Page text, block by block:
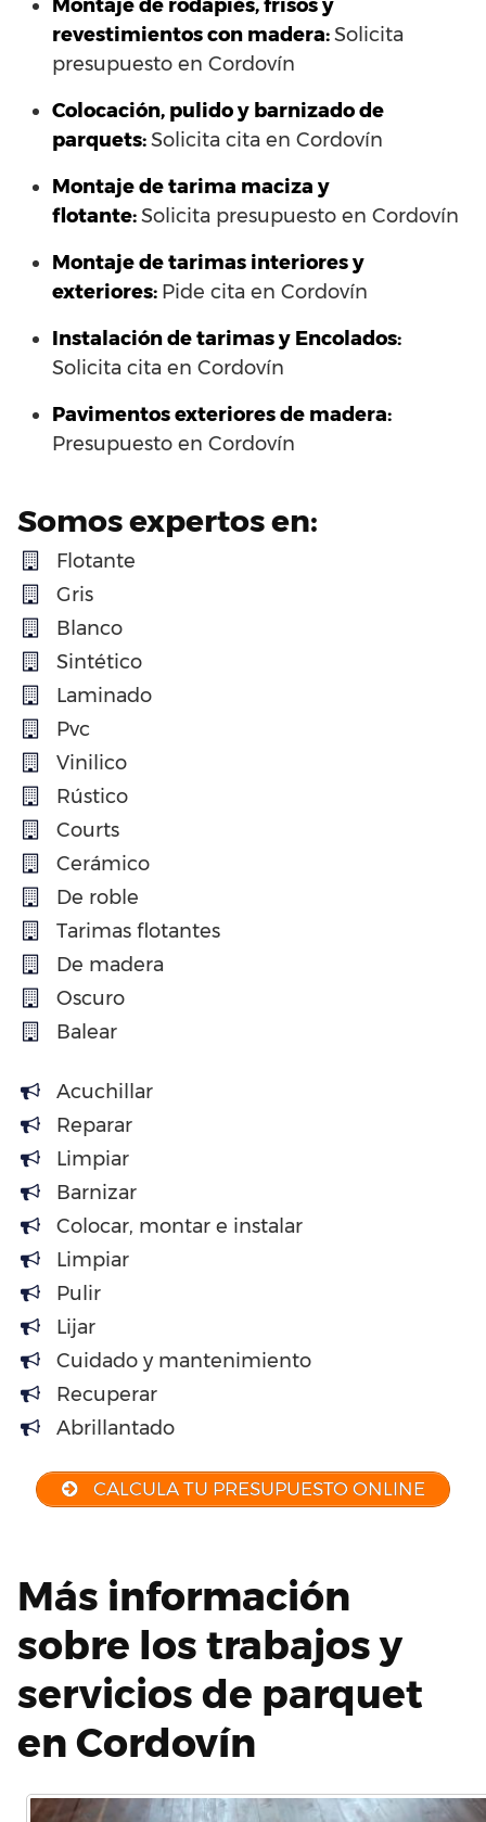
Montaje de rodapiés, frisos y
revestimientos con madera:Solicita
presupuesto en Cordovín
Colocación, pulido y barnizado de
parquets:Solicita cita en Cordovín
Montaje de tarima maciza y
flotante:Solicita presupuesto en Cordovín
Montaje de tarimas interiores y
exteriores: Pide cita en Cordovín
Instalación de tarimas y Encolados:
Solicita cita en Cordovín
Pavimentos exteriores de madera:
Presupuesto en Cordovín
Somos expertos en:
Flotante
Gris
Blanco
Sintético
Laminado
Pvc
Vinilico
Rústico
Courts
Cerámico
De roble
Tarimas flotantes
De madera
Oscuro
Balear
Acuchillar
Reparar
Limpiar
Barnizar
Colocar, montar e instalar
Limpiar
Pulir
Lijar
Cuidado y mantenimiento
Recuperar
Abrillantado
CALCULA TU PRESUPUESTO ONLINE
Más información
sobre los trabajos y
servicios de parquet
en Cordovín